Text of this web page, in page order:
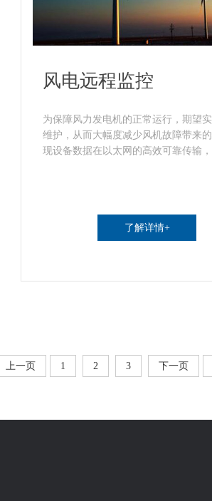
风电远程监控
为保障风力发电机的正常运行，期望
维护，从而大幅度减少风机故障带来
现设备数据在以太网的高效可靠传输，
了解详情+
上一页 1 2 3 下一页